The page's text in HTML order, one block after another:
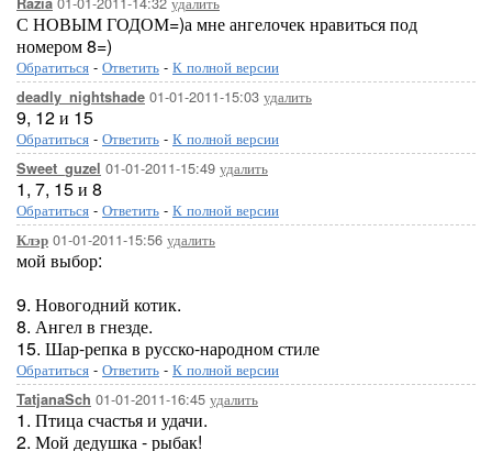
С НОВЫМ ГОДОМ=)а мне ангелочек нравиться под
номером 8=)
Обратиться - Ответить - К полной версии
deadly_nightshade 01-01-2011-15:03 удалить
9, 12 и 15
Обратиться - Ответить - К полной версии
Sweet_guzel 01-01-2011-15:49 удалить
1, 7, 15 и 8
Обратиться - Ответить - К полной версии
Клэр 01-01-2011-15:56 удалить
мой выбор:
9. Новогодний котик.
8. Ангел в гнезде.
15. Шар-репка в русско-народном стиле
Обратиться - Ответить - К полной версии
TatjanaSch 01-01-2011-16:45 удалить
1. Птица счастья и удачи.
2. Мой дедушка - рыбак!